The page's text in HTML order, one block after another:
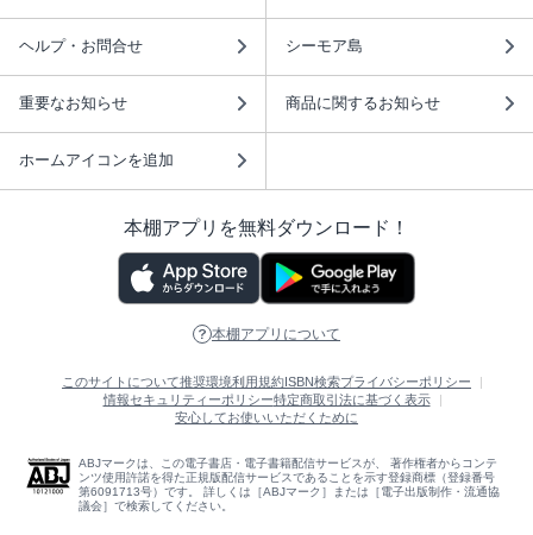
ヘルプ・お問合せ シーモア島
重要なお知らせ 商品に関するお知らせ
ホームアイコンを追加
本棚アプリを無料ダウンロード！
本棚アプリについて
このサイトについて推奨環境利用規約 ISBN検索プライバシーポリシー
情報セキュリティーポリシー特定商取引法に基づく表示
安心してお使いいただくために
ABJマークは、この電子書店・電子書籍配信サービスが、 著作権者からコンテ
ンツ使用許諾を得た正規版配信サービスであることを示す登録商標（登録番号
第6091713号）です。 詳しくは［ABJマーク］または［電子出版制作・流通協
議会］で検索してください。